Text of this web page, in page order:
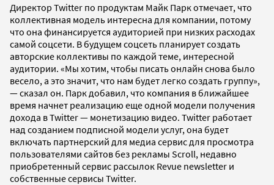
Директор Twitter по продуктам Майк Парк отмечает, что
коллективная модель интересна для компании, потому
что она финансируется аудиторией при низких расходах
самой соцсети. В будущем соцсеть планирует создать
авторские коллективы по каждой теме, интересной
аудитории. «Мы хотим, чтобы писать онлайн снова было
весело, а это значит, что нам будет легко создать группу»,
— сказал он. Парк добавил, что компания в ближайшее
время начнет реализацию еще одной модели получения
дохода в Twitter — монетизацию видео. Twitter работает
над созданием подписной модели услуг, она будет
включать партнерский для медиа сервис для просмотра
пользователями сайтов без рекламы Scroll, недавно
приобретенный сервис рассылок Revue newsletter и
собственные сервисы Twitter.